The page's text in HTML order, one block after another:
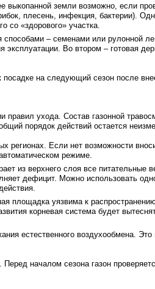
выкопанной земли возможно, если
плесень, инфекция, бактерии).
со «здорового» участка.
– семенами или рулонной
Во втором – готовая
на следующий сезон после
правил ухода. Состав газонной
порядок действий остается
регионах. Если нет возможности
режиме.
из верхнего слоя все питательные
дефицит. Можно использовать
площадка уязвима к
корневая система будет
естественного воздухообмена. Это
началом сезона газон